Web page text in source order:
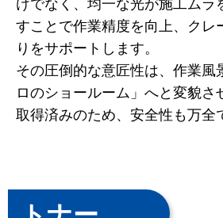
けでなく、均一な光が施工ムラ
すことで作業精度を向上、クレ
りをサポートします。
その圧倒的な意匠性は、作業風
ロのショールーム」へと変貌さ
取得済みのため、安全性も万全